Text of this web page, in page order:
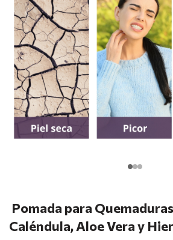
‹
Pomada para
Caléndula, Aloe Vera y